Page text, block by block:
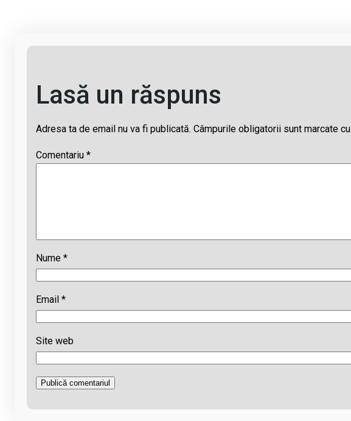
Lasă un răspuns
Adresa ta de email nu va fi publicată. Câmpurile obligatorii sunt marcate cu
Comentariu *
Nume *
Email *
Site web